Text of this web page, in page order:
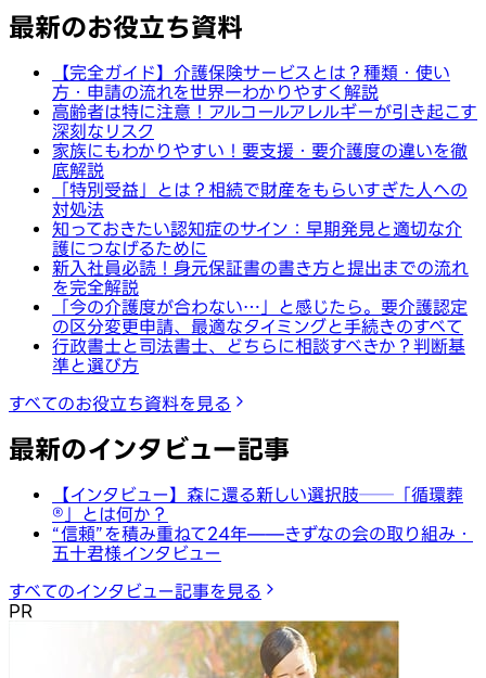
最新のお役立ち資料
【完全ガイド】介護保険サービスとは？種類・使い
方・申請の流れを世界一わかりやすく解説
高齢者は特に注意！アルコールアレルギーが引き起こす
深刻なリスク
家族にもわかりやすい！要支援・要介護度の違いを徹
底解説
「特別受益」とは？相続で財産をもらいすぎた人への
対処法
知っておきたい認知症のサイン：早期発見と適切な介
護につなげるために
新入社員必読！身元保証書の書き方と提出までの流れ
を完全解説
「今の介護度が合わない…」と感じたら。要介護認定
の区分変更申請、最適なタイミングと手続きのすべて
行政書士と司法書士、どちらに相談すべきか？判断基
準と選び方
すべてのお役立ち資料を見る
最新のインタビュー記事
【インタビュー】森に還る新しい選択肢──「循環葬
®︎」とは何か？
“信頼”を積み重ねて24年——きずなの会の取り組み・
五十君様インタビュー
すべてのインタビュー記事を見る
PR